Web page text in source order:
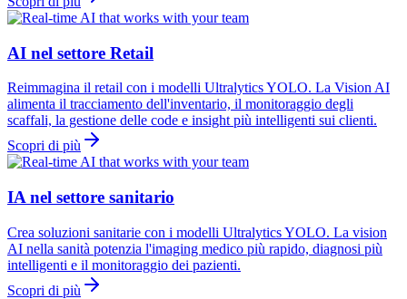
AI nel settore Retail
Reimmagina il retail con i modelli Ultralytics YOLO. La Vision AI
alimenta il tracciamento dell'inventario, il monitoraggio degli
scaffali, la gestione delle code e insight più intelligenti sui clienti.
Scopri di più
IA nel settore sanitario
Crea soluzioni sanitarie con i modelli Ultralytics YOLO. La vision
AI nella sanità potenzia l'imaging medico più rapido, diagnosi più
intelligenti e il monitoraggio dei pazienti.
Scopri di più